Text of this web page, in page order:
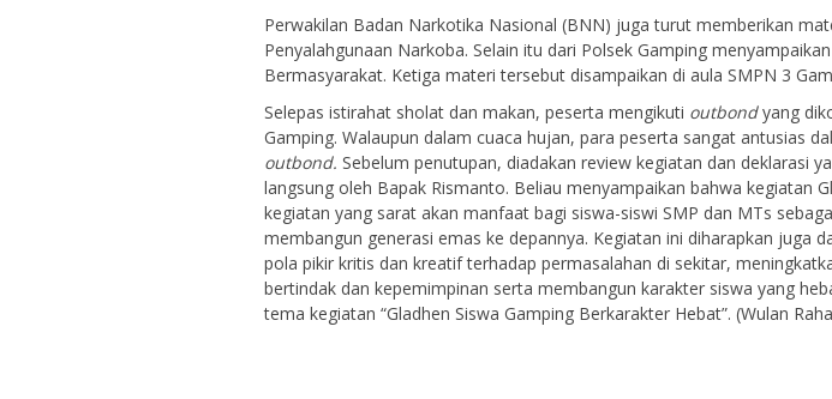
Perwakilan Badan Narkotika Nasional (BNN) juga turut memberikan
Penyalahgunaan Narkoba. Selain itu dari Polsek Gamping
Bermasyarakat. Ketiga materi tersebut disampaikan di aula SMPN 3
Selepas istirahat sholat dan makan, peserta mengikuti outbondyang
Gamping. Walaupun dalam cuaca hujan, para peserta sangat antusias
outbond. Sebelum penutupan, diadakan review kegiatan dan deklarasi
langsung oleh Bapak Rismanto. Beliau menyampaikan bahwa kegiatan
kegiatan yang sarat akan manfaat bagi siswa-siswi SMP dan MTs
membangun generasi emas ke depannya. Kegiatan ini diharapkan juga
pola pikir kritis dan kreatif terhadap permasalahan di sekitar,
bertindak dan kepemimpinan serta membangun karakter siswa yang
tema kegiatan “Gladhen Siswa Gamping Berkarakter Hebat”. (Wulan
Petrus Susanta
NIK
NIP
STAT
PNS
GTK
Administrasi